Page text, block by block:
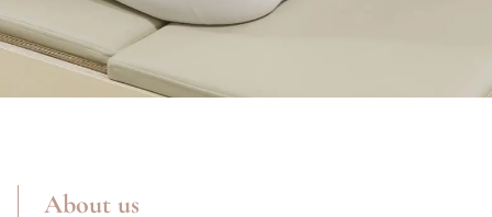
About us